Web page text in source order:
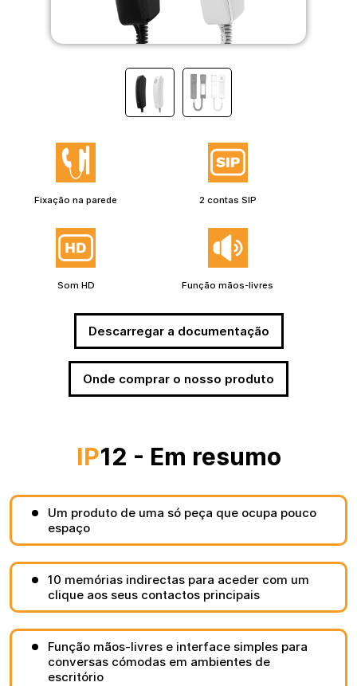
Fixação na parede 2 contas SIP
Som HD Função mãos-livres
Descarregar a documentação
Onde comprar o nosso produto
IP12 - Em resumo
Um produto de uma só peça que ocupa pouco
espaço
10 memórias indirectas para aceder com um
clique aos seus contactos principais
Função mãos-livres e interface simples para
conversas cómodas em ambientes de
escritório